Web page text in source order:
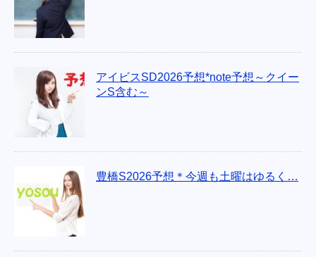
アイビスSD2026予想*note予想～クイー
ンS含む～
豊橋S2026予想＊今週も土曜はゆるく…